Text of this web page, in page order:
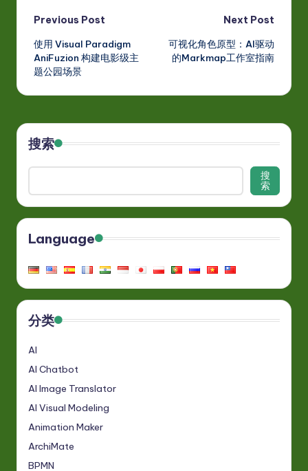
Post
navigation
Previous Post
使用 Visual Paradigm
AniFuzion 构建电影级主
题公园场景
Next Post
可视化角色原型：AI驱动
的Markmap工作室指南
搜索
搜
索
Language
分类
AI
AI Chatbot
AI Image Translator
AI Visual Modeling
Animation Maker
ArchiMate
BPMN